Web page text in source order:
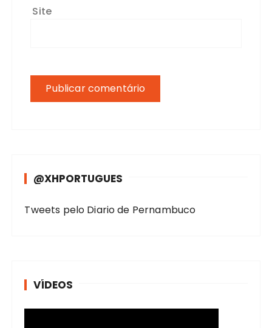
Site
@XHPORTUGUES
Tweets pelo Diario de Pernambuco
VÍDEOS